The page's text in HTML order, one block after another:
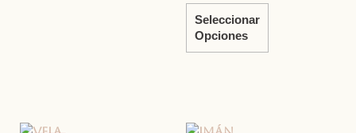
Seleccionar
Opciones